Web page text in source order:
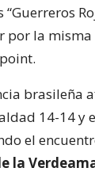
por la
brasileña
14-14 y
el
la